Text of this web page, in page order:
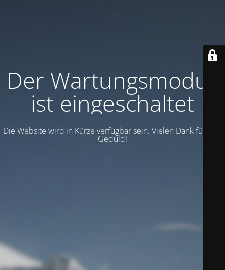
Der Wartungsmodus
ist eingeschaltet
Die Website wird in Kürze verfügbar sein. Vielen Dank für Ihre
Geduld!